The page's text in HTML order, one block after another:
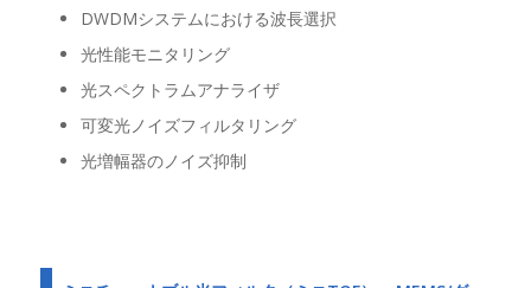
DWDMシステムにおける波長選択
光性能モニタリング
光スペクトラムアナライザ
可変光ノイズフィルタリング
光増幅器のノイズ抑制